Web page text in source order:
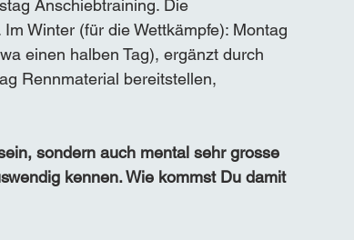
Anschiebtraining. Die
Winter (für die Wettkämpfe): Montag
einen halben Tag), ergänzt durch
Rennmaterial bereitstellen,
sondern auch mental sehr grosse
kennen. Wie kommst Du damit